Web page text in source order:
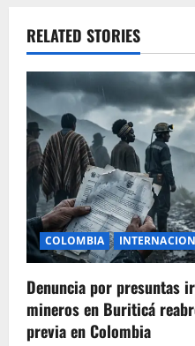
a
v
i
g
a
t
i
o
n
RELATED STORIES
COLOMBIA
Denuncia por presuntas
mineros en Buriticá
previa en Colombia